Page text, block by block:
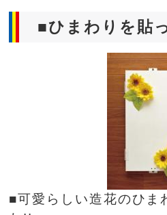
■ひまわりを貼
■可愛らしい造花のひま